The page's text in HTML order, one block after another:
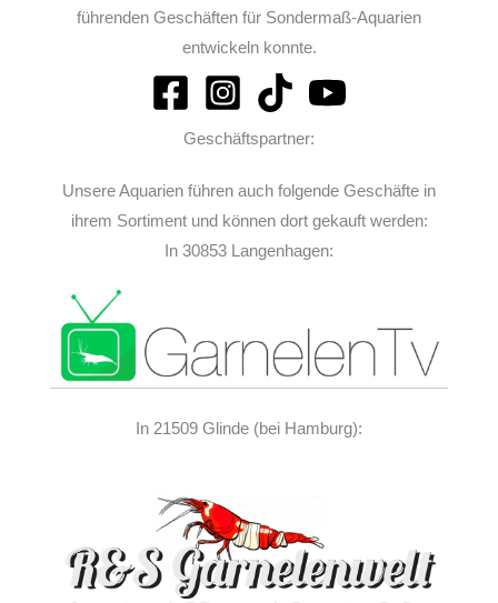
führenden Geschäften für Sondermaß-Aquarien
entwickeln konnte.
Geschäftspartner:
Unsere Aquarien führen auch folgende Geschäfte in
ihrem Sortiment und können dort gekauft werden:
In 30853 Langenhagen:
In 21509 Glinde (bei Hamburg):